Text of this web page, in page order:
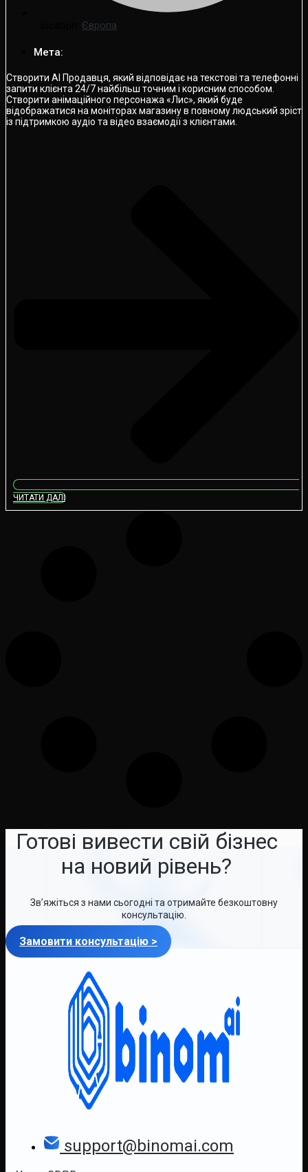
Європа
Мета:
Створити AI Продавця, який відповідає на текстові та телефонні
запити клієнта 24/7 найбільш точним і корисним способом.
Створити анімаційного персонажа «Лис», який буде
відображатися на моніторах магазину в повному людський зріст
із підтримкою аудіо та відео взаємодії з клієнтами.
ЧИТАТИ ДАЛІ
Готові вивести свій бізнес
на новий рівень?
Зв’яжіться з нами сьогодні та отримайте безкоштовну
консультацію.
Замовити консультацію >
support@binomai.com